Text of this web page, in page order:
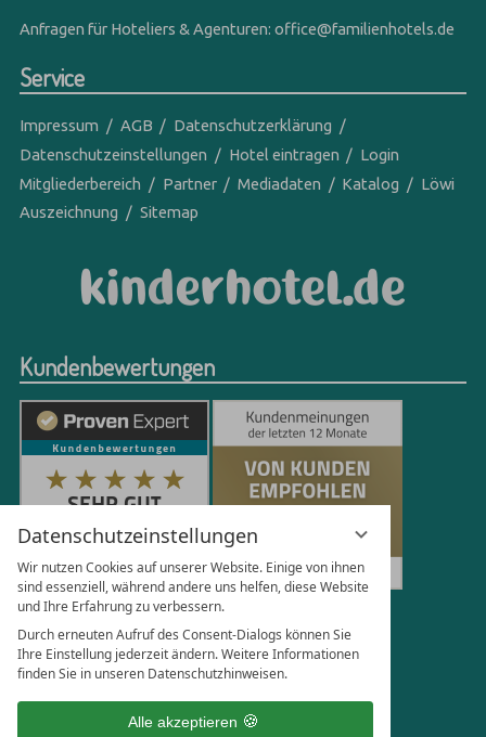
Datenschutzeinstellungen
Wir nutzen Cookies auf unserer Website. Einige von ihnen
sind essenziell, während andere uns helfen, diese Website
und Ihre Erfahrung zu verbessern.
Durch erneuten Aufruf des Consent-Dialogs können Sie
Ihre Einstellung jederzeit ändern. Weitere Informationen
finden Sie in unseren Datenschutzhinweisen.
Alle akzeptieren
Anfragen für Hoteliers & Agenturen:office@familienhotels.de
Service
Impressum AGB
Datenschutzerklärung
Datenschutzeinstellungen
Hotel eintragen
Login
Mitgliederbereich
Partner Mediadaten Katalog
Löwi
Auszeichnung
Sitemap
Kundenbewertungen